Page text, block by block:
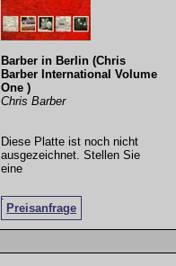
Barber in Berlin (Chris
Barber International Volume
One )
Chris Barber
Diese Platte ist noch nicht
ausgezeichnet. Stellen Sie
eine
Preisanfrage
.